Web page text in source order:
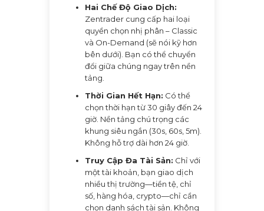
Hai Chế Độ Giao Dịch:
Zentrader cung cấp hai loại
quyền chọn nhị phân – Classic
và On-Demand (sẽ nói kỹ hơn
bên dưới). Bạn có thể chuyển
đổi giữa chúng ngay trên nền
tảng.
Thời Gian Hết Hạn: Có thể
chọn thời hạn từ 30 giây đến 24
giờ. Nền tảng chú trọng các
khung siêu ngắn (30s, 60s, 5m).
Không hỗ trợ dài hơn 24 giờ.
Truy Cập Đa Tài Sản: Chỉ với
một tài khoản, bạn giao dịch
nhiều thị trường—tiền tệ, chỉ
số, hàng hóa, crypto—chỉ cần
chọn danh sách tài sản. Không